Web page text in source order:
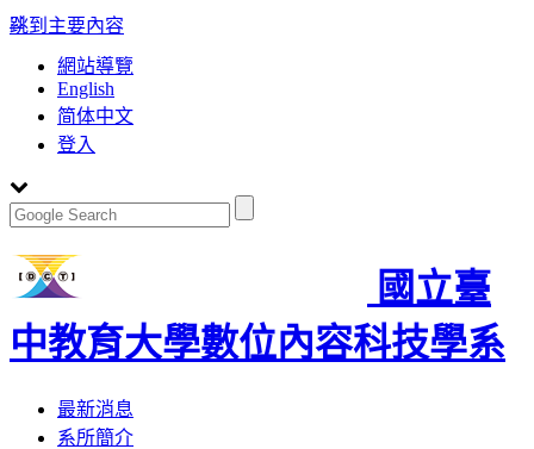
跳到主要內容
:::
網站導覽
English
简体中文
登入
國立臺
中教育大學數位內容科技學系
Toggle
navigation
最新消息
系所簡介